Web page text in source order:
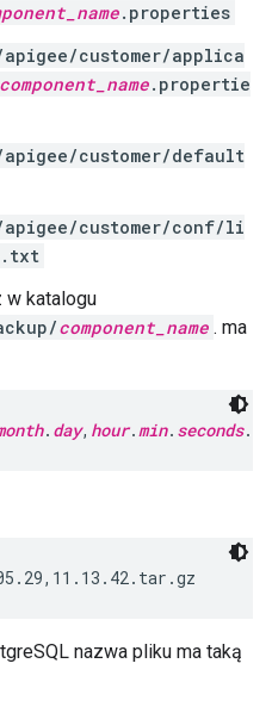
.properties
customer/applica
component_name.propertie
customer/default
customer/conf/li
w katalogu
component_name . ma
. day, hour.min. seconds
nazwa pliku ma taką